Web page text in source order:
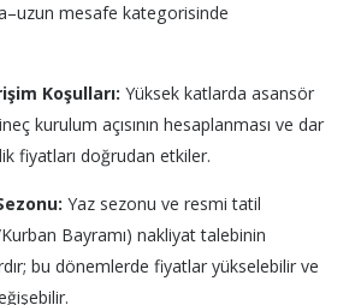
mesafe kategorisinde
Koşulları: Yüksek katlarda asansör
kurulum açısının hesaplanması ve dar
fiyatları doğrudan etkiler.
Yaz sezonu ve resmi tatil
Bayramı) nakliyat talebinin
bu dönemlerde fiyatlar yükselebilir ve